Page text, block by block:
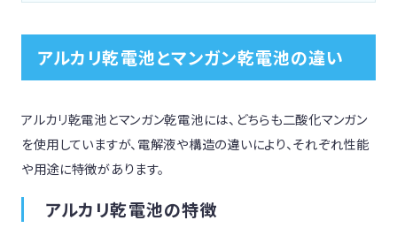
アルカリ乾電池とマンガン乾電池の違い
アルカリ乾電池とマンガン乾電池には、どちらも二酸化マンガン
を使用していますが、電解液や構造の違いにより、それぞれ性能
や用途に特徴があります。
アルカリ乾電池の特徴